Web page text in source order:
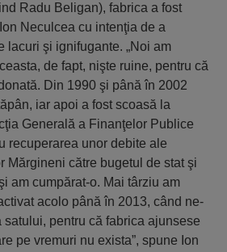
Radu Beligan), fabrica a fost
Neculcea cu intenţia de a
lacuri şi ignifugante. „Noi am
de fapt, nişte ruine, pentru că
Din 1990 şi până în 2002
iar apoi a fost scoasă la
Generală a Finanţelor Publice
recuperarea unor debite ale
Mărgineni către bugetul de stat şi
am cumpărat-o. Mai târziu am
acolo până în 2013, când ne-
satului, pentru că fabrica ajunsese
pe vremuri nu exista”, spune Ion